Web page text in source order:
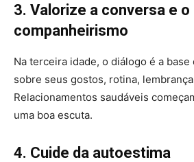
3. Valorize a conversa e o
companheirismo
Na terceira idade, o diálogo é a
sobre seus gostos, rotina,
Relacionamentos saudáveis
uma boa escuta.
4. Cuide da autoestima